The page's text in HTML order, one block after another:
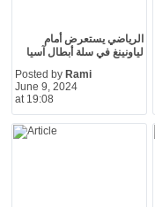
الرياضي يستعرض أمام
لياونينغ في سلة أبطال آسيا
Posted by Rami
June 9, 2024
at 19:08